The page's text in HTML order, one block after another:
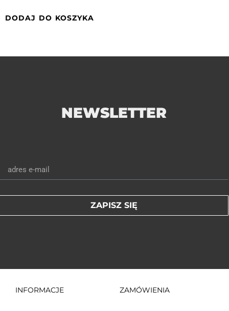
DODAJ DO KOSZYKA
NEWSLETTER
ZAPISZ SIĘ
INFORMACJE ZAMÓWIENIA